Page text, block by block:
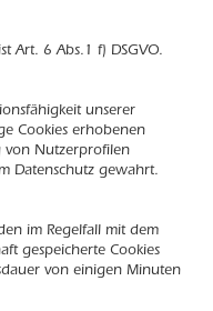
Art. 6 Abs.1 f) DSGVO.
unserer
Cookies erhobenen
von Nutzerprofilen
Datenschutz gewahrt.
im Regelfall mit dem
gespeicherte Cookies
von einigen Minuten